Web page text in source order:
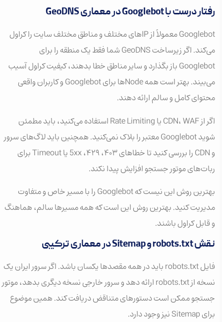
رفتار درست با Googlebot در معماری GeoDNS
Googlebot معمولاً از IPهای مختلف و مناطق مختلف سایت را کراول
می‌کند. اگر زیرساخت GeoDNS شما فقط یک منطقه را برای
Googlebot باز بگذارد و سایر مناطق خطا بدهند، کیفیت کراول آسیب
می‌بیند. بهتر است همه Nodeها برای Googlebot و کاربران واقعی
محتوای کامل و سالم ارائه دهند.
اگر از CDN، WAF یا Rate Limiting استفاده می‌کنید، باید مطمئن
شوید Googlebot معتبر را بلاک نمی‌کنید. همچنین باید لاگ‌های سرور
و CDN را بررسی کنید تا خطاهای ۴۰۳، ۴۲۹، 5xx یا Timeout برای
ربات‌های موتور جستجو افزایش پیدا نکند.
بهترین روش این نیست که Googlebot را با مسیر خاص و متفاوت
مدیریت کنید. بهترین روش این است که همه مسیرها سالم، هماهنگ
و قابل کراول باشند.
نقش robots.txt و Sitemap در معماری ترکیبی
فایل robots.txt باید در همه مقصدها یکسان باشد. اگر سرور ایران یک
نسخه از robots.txt ارائه دهد و سرور خارجی نسخه دیگری بدهد، موتور
جستجو ممکن است دستورهای متناقض دریافت کند. همین موضوع
برای Sitemap نیز وجود دارد.